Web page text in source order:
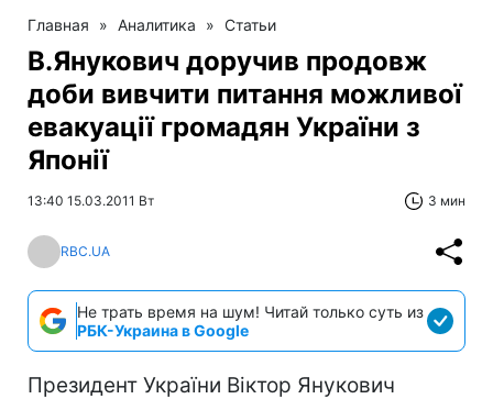
Главная » Аналитика » Статьи
В.Янукович доручив продовж
доби вивчити питання можливої
евакуації громадян України з
Японії
13:40 15.03.2011 Вт 3 мин
RBC.UA
Не трать время на шум! Читай только суть из
РБК-Украина в Google
Президент України Віктор Янукович